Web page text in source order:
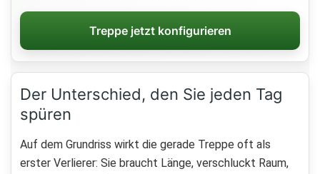
Treppe jetzt konfigurieren
Der Unterschied, den Sie jeden Tag
spüren
Auf dem Grundriss wirkt die gerade Treppe oft als
erster Verlierer: Sie braucht Länge, verschluckt Raum,